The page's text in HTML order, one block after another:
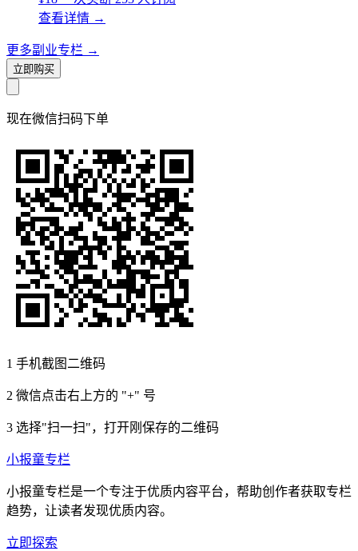
查看详情 →
更多副业专栏 →
立即购买
现在微信扫码下单
1 手机截图二维码
2 微信点击右上方的 "+" 号
3 选择"扫一扫"，打开刚保存的二维码
小报童专栏
小报童专栏是一个专注于优质内容平台，帮助创作者获取专栏
趋势，让读者发现优质内容。
立即探索